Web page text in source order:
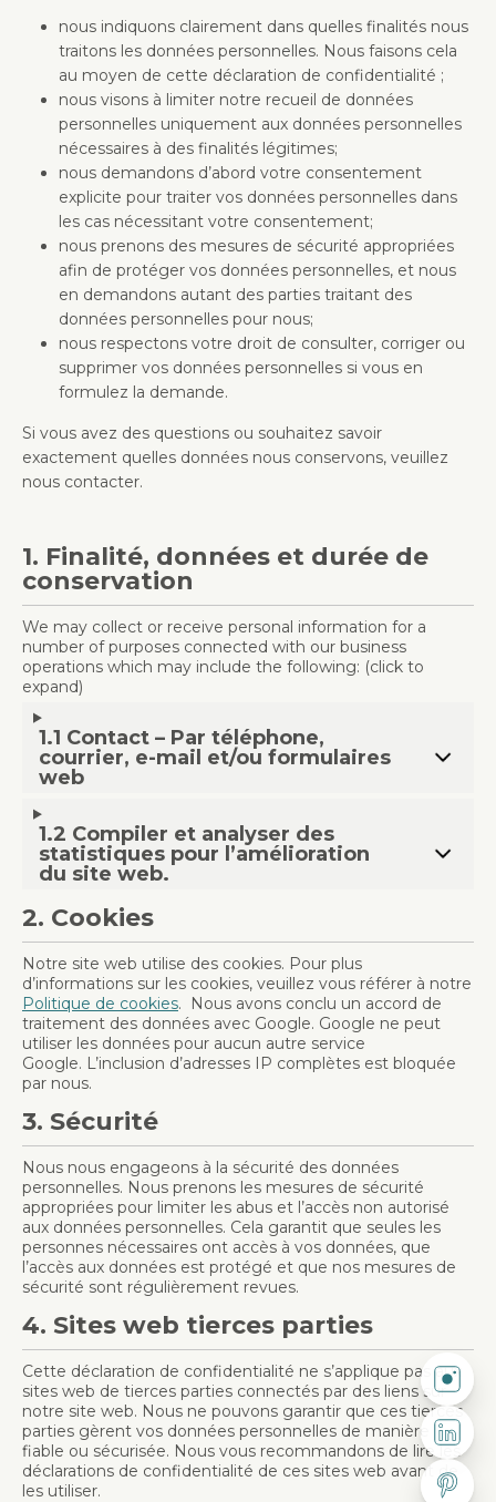
nous indiquons clairement dans quelles finalités nous
traitons les données personnelles. Nous faisons cela
au moyen de cette déclaration de confidentialité ;
nous visons à limiter notre recueil de données
personnelles uniquement aux données personnelles
nécessaires à des finalités légitimes;
nous demandons d’abord votre consentement
explicite pour traiter vos données personnelles dans
les cas nécessitant votre consentement;
nous prenons des mesures de sécurité appropriées
afin de protéger vos données personnelles, et nous
en demandons autant des parties traitant des
données personnelles pour nous;
nous respectons votre droit de consulter, corriger ou
supprimer vos données personnelles si vous en
formulez la demande.
Si vous avez des questions ou souhaitez savoir
exactement quelles données nous conservons, veuillez
nous contacter.
1. Finalité, données et durée de
conservation
We may collect or receive personal information for a
number of purposes connected with our business
operations which may include the following: (click to
expand)
1.1 Contact – Par téléphone,
courrier, e-mail et/ou formulaires
web
1.2 Compiler et analyser des
statistiques pour l’amélioration
du site web.
2. Cookies
Notre site web utilise des cookies. Pour plus
d’informations sur les cookies, veuillez vous référer à notre
Politique de cookies. Nous avons conclu un accord de
traitement des données avec Google. Google ne peut
utiliser les données pour aucun autre service
Google. L’inclusion d’adresses IP complètes est bloquée
par nous.
3. Sécurité
Nous nous engageons à la sécurité des données
personnelles. Nous prenons les mesures de sécurité
appropriées pour limiter les abus et l’accès non autorisé
aux données personnelles. Cela garantit que seules les
personnes nécessaires ont accès à vos données, que
l’accès aux données est protégé et que nos mesures de
sécurité sont régulièrement revues.
4. Sites web tierces parties
Cette déclaration de confidentialité ne s’applique pas aux
sites web de tierces parties connectés par des liens sur
notre site web. Nous ne pouvons garantir que ces tierces
parties gèrent vos données personnelles de manière
fiable ou sécurisée. Nous vous recommandons de lire les
déclarations de confidentialité de ces sites web avant de
les utiliser.
Suivez-
Suivez-